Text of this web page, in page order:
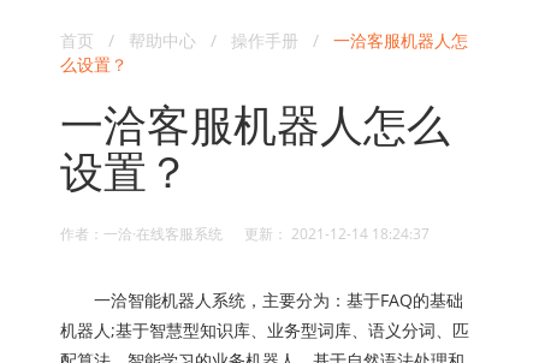
首页 / 帮助中心 / 操作手册 / 一洽客服机器人怎
么设置？
一洽客服机器人怎么
设置？
作者：一洽·在线客服系统 更新： 2021-12-14 18:24:37
一洽智能机器人系统，主要分为：基于FAQ的基础
机器人;基于智慧型知识库、业务型词库、语义分词、匹